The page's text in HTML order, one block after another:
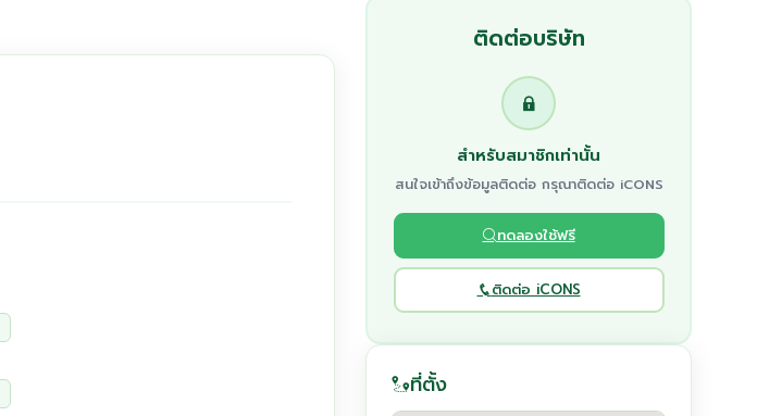
ติดต่อบริษัท
สำหรับสมาชิกเท่านั้น
สนใจเข้าถึงข้อมูลติดต่อ กรุณาติดต่อ iCONS
ทดลองใช้ฟรี
ติดต่อ iCONS
ที่ตั้ง